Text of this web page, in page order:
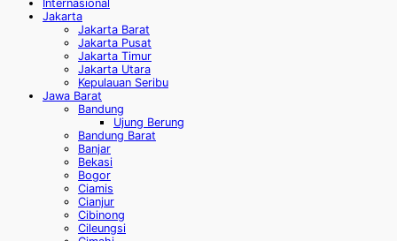
Internasional
Jakarta
Jakarta Barat
Jakarta Pusat
Jakarta Timur
Jakarta Utara
Kepulauan Seribu
Jawa Barat
Bandung
Ujung Berung
Bandung Barat
Banjar
Bekasi
Bogor
Ciamis
Cianjur
Cibinong
Cileungsi